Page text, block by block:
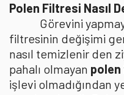
Polen Filtresi Nasıl
Görevini
filtresinin değişimi
nasıl temizlenir den
pahalı olmayan
işlevi olmadığından